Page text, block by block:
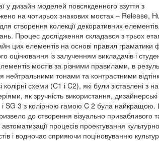
у дизайн моделей повсякденного взуття з
на чотирьох знакових мостах – Release,
створення колекції декоративних
Процес дослідження складався з трьох
цих елементів на основі правил
оцінювання із залученням викладачів і
мостів за різними правилами, в
нейтральними тонами та контрастними
схеми (C1 і C2), які були зіставлені з
як зручність використання, дизайнерські
і SG 3 з колірною гамою C 2 була найкращою.
до створення візуально привабливого
процесів проектування
і водночас сприяючи поціновуванню